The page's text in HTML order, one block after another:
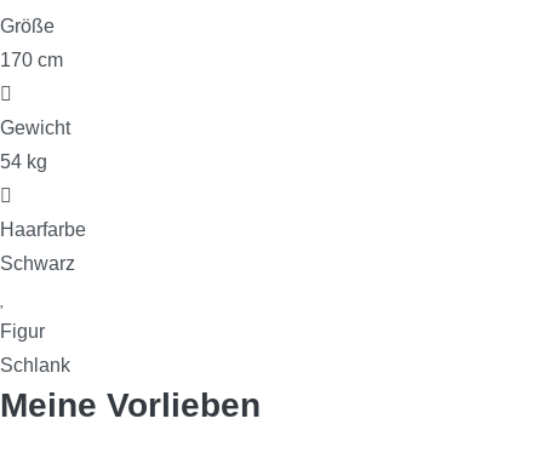
Größe
170 cm
Gewicht
54 kg
Haarfarbe
Schwarz
Figur
Schlank
Meine Vorlieben